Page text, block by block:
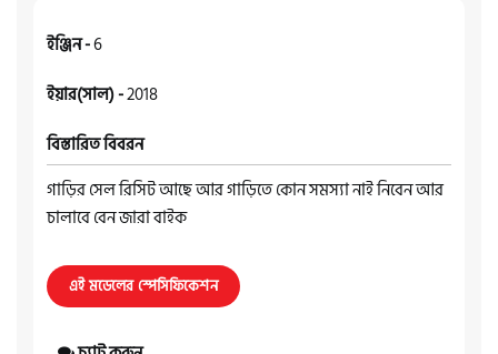
ইঞ্জিন -6
ইয়ার(সাল) -2018
বিস্তারিত বিবরন
গাড়ির সেল রিসিট আছে আর গাড়িতে কোন সমস্যা নাই নিবেন আর
চালাবে বেন জারা বাইক
এই মডেলের স্পেসিফিকেশন